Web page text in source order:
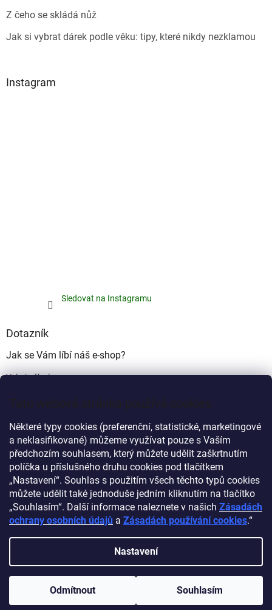
Tato webová stránka používá cookies
Některé typy cookies (preferenční, statistické, marketingové
a neklasifikované) můžeme využívat pouze s Vaším
předchozím souhlasem, který můžete udělit zaškrtnutím
políčka u příslušného druhu cookies pod tlačítkem
„Nastavení“. Souhlas s použitím všech těchto typů cookies
můžete udělit také jednoduše jedním kliknutím na tlačítko
„Souhlasím“. Další informace naleznete v našich Zásadách
ochrany osobních údajů a Zásadách používání cookies.“
Nastavení
Odmítnout Souhlasím
Z čeho se skládá nůž
Jak si vybrat dárek podle věku: tipy, které nikdy nezklamou
Instagram
Sledovat na Instagramu
Dotazník
Jak se Vám líbí náš e-shop?
Velmi pěkný
Ujde to
Nelíbí se mi
Počet hlasů:340
Myprovas.cz Obchodnawebu.cz
Vytvořil Shoptet
Copyright 2026Obchodnawebu . Všechna práva vyhrazena.